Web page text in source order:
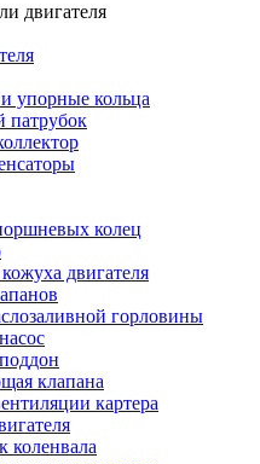
двигателя
упорные кольца
колец
двигателя
горловины
клапана
картера